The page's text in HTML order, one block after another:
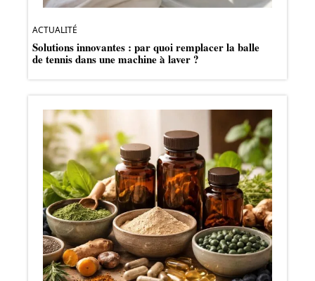
ACTUALITÉ
Solutions innovantes : par quoi remplacer la balle
de tennis dans une machine à laver ?